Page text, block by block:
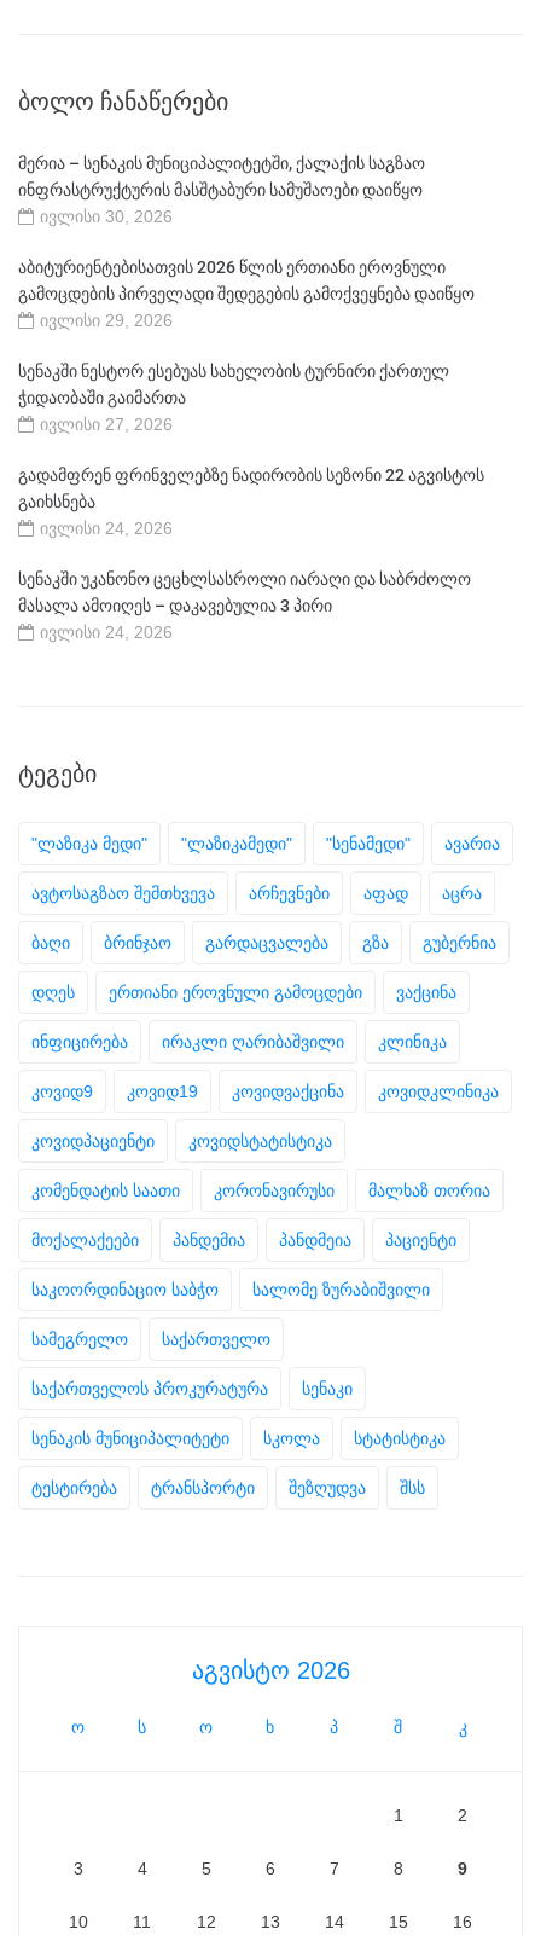
ᲑᲝᲚᲝ ᲩᲐᲜᲐᲬᲔᲠᲔᲑᲘ
მერია – სენაკის მუნიციპალიტეტში, ქალაქის საგზაო
ინფრასტრუქტურის მასშტაბური სამუშაოები დაიწყო
ივლისი 30, 2026
აბიტურიენტებისათვის 2026 წლის ერთიანი ეროვნული
გამოცდების პირველადი შედეგების გამოქვეყნება დაიწყო
ივლისი 29, 2026
სენაკში ნესტორ ესებუას სახელობის ტურნირი ქართულ
ჭიდაობაში გაიმართა
ივლისი 27, 2026
გადამფრენ ფრინველებზე ნადირობის სეზონი 22 აგვისტოს
გაიხსნება
ივლისი 24, 2026
სენაკში უკანონო ცეცხლსასროლი იარაღი და საბრძოლო
მასალა ამოიღეს – დაკავებულია 3 პირი
ივლისი 24, 2026
ᲢᲔᲒᲔᲑᲘ
"ლაზიკა მედი" "ლაზიკამედი" "სენამედი" ავარია
ავტოსაგზაო შემთხვევა არჩევნები აფად აცრა
ბაღი ბრინჯაო გარდაცვალება გზა გუბერნია
დღეს ერთიანი ეროვნული გამოცდები ვაქცინა
ინფიცირება ირაკლი ღარიბაშვილი კლინიკა
კოვიდ9 კოვიდ19 კოვიდვაქცინა კოვიდკლინიკა
კოვიდპაციენტი კოვიდსტატისტიკა
კომენდატის საათი კორონავირუსი მალხაზ თორია
მოქალაქეები პანდემია პანდმეია პაციენტი
საკოორდინაციო საბჭო სალომე ზურაბიშვილი
სამეგრელო საქართველო
საქართველოს პროკურატურა სენაკი
სენაკის მუნიციპალიტეტი სკოლა სტატისტიკა
ტესტირება ტრანსპორტი შეზღუდვა შსს
აგვისტო 2026
ო ს ო ხ პ შ კ
1 2
3 4 5 6 7 8 9
10 11 12 13 14 15 16